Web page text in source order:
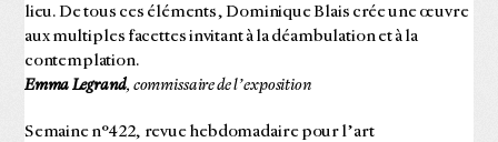
lieu. De tous ces éléments, Dominique Blais crée une œuvre
aux multiples facettes invitant à la déambulation et à la
contemplation.
Emma Legrand, commissaire de l’exposition
Semaine n°422, revue hebdomadaire pour l’art